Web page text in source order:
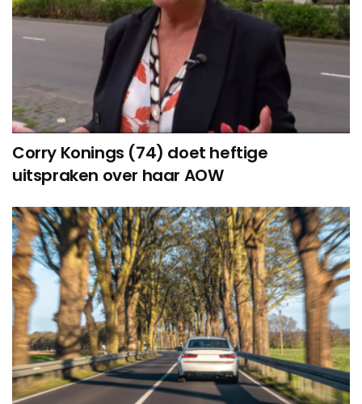
Corry Konings (74) doet heftige
uitspraken over haar AOW